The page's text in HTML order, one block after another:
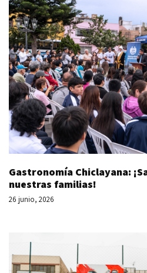
Gastronomía Chiclayana:
nuestras familias!
26 junio, 2026